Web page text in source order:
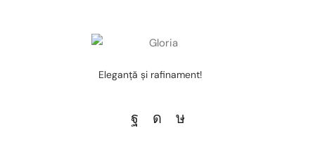
Eleganţă şi rafinament!